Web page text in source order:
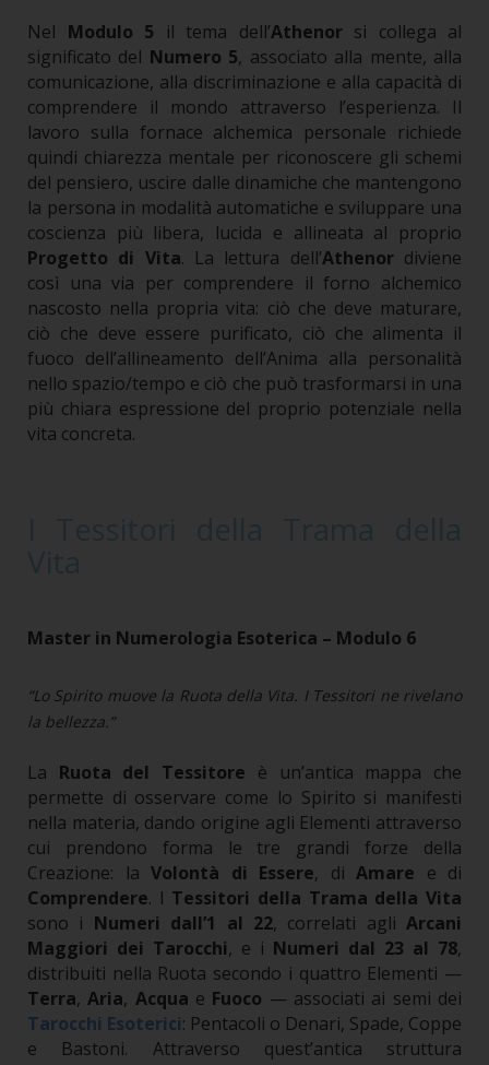
Nel Modulo 5 il tema dell’Athenorsi collega al
significato del Numero 5, associato alla mente, alla
comunicazione, alla discriminazione e alla capacità di
comprendere il mondo attraverso l’esperienza. Il
lavoro sulla fornace alchemica personale richiede
quindi chiarezza mentale per riconoscere gli schemi
del pensiero, uscire dalle dinamiche che mantengono
la persona in modalità automatiche e sviluppare una
coscienza più libera, lucida e allineata al proprio
Progetto di Vita. La lettura dell’Athenordiviene
così una via per comprendere il forno alchemico
nascosto nella propria vita: ciò che deve maturare,
ciò che deve essere purificato, ciò che alimenta il
fuoco dell’allineamento dell’Anima alla personalità
nello spazio/tempo e ciò che può trasformarsi in una
più chiara espressione del proprio potenziale nella
vita concreta.
Master in Numerologia Esoterica – Modulo 6
“Lo Spirito muove la Ruota della Vita. I Tessitori ne rivelano
la bellezza.”
La Ruota del Tessitore è un’antica mappa che
permette di osservare come lo Spirito si manifesti
nella materia, dando origine agli Elementi attraverso
cui prendono forma le tre grandi forze della
Creazione: la Volontà di Essere, di Amare e di
Comprendere. I Tessitori della Trama della Vita
sono i Numeri dall’1 al 22, correlati agli Arcani
Maggiori dei Tarocchi, e i Numeri dal 23 al 78,
distribuiti nella Ruota secondo i quattro Elementi —
Terra,Aria, Acqua e Fuoco — associati ai semi dei
Tarocchi Esoterici: Pentacoli o Denari, Spade, Coppe
e Bastoni. Attraverso quest’antica struttura